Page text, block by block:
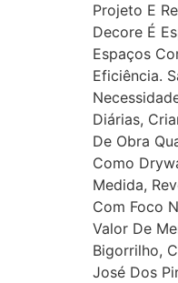
Projeto E
Decore É
Espaços
Eficiência.
Diárias,
De Obra
Como
Medida,
Com Foco
Valor De
Bigorrilho,
José Dos